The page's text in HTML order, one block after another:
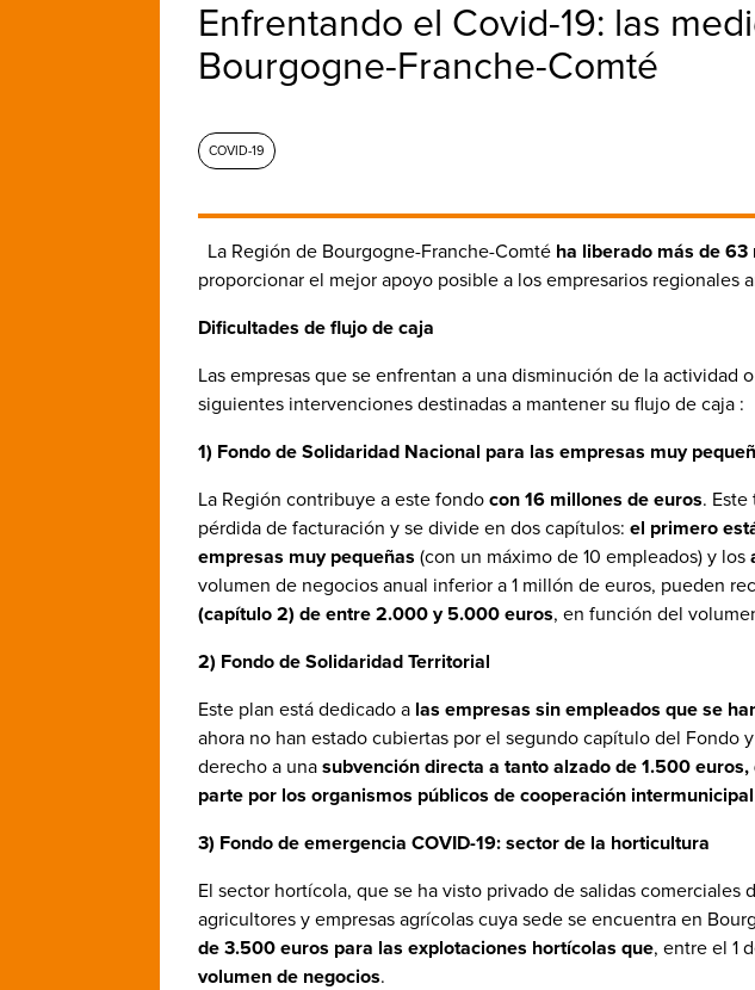
Enfrentando el Covid-19: las
Bourgogne-Franche-Comté
COVID-19
La Región de Bourgogne-Franche-Comté ha liberado más de
proporcionar el mejor apoyo posible a los empresarios regionales
Dificultades de flujo de caja
Las empresas que se enfrentan a una disminución de la
siguientes intervenciones destinadas a mantener su flujo de caja :
1) Fondo de Solidaridad Nacional para las empresas muy
La Región contribuye a este fondo con 16 millones de euros.
pérdida de facturación y se divide en dos capítulos: el primero
empresas muy pequeñas (con un máximo de 10 empleados) y los
volumen de negocios anual inferior a 1 millón de euros, pueden
(capítulo 2) de entre 2.000 y 5.000 euros, en función del
2) Fondo de Solidaridad Territorial
Este plan está dedicado a las empresas sin empleados que se
ahora no han estado cubiertas por el segundo capítulo del Fondo
derecho a una subvención directa a tanto alzado de 1.500
parte por los organismos públicos de cooperación intermunicipal
3) Fondo de emergencia COVID-19: sector de la horticultura
El sector hortícola, que se ha visto privado de salidas
agricultores y empresas agrícolas cuya sede se encuentra en
de 3.500 euros para las explotaciones hortícolas que, entre el 1
volumen de negocios.